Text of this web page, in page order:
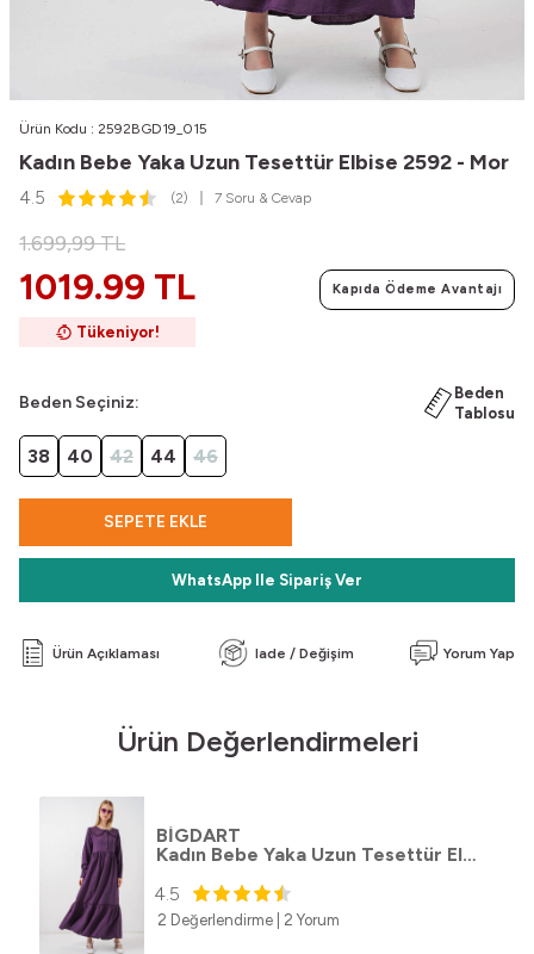
Ürün Kodu : 2592BGD19_015
Kadın Bebe Yaka Uzun Tesettür Elbise 2592 - Mor
4.5 (2) 7 Soru & Cevap
1.699,99TL
1019.99 TL
Tükeniyor!
Kapıda Ödeme Avantajı
Beden Seçiniz:
Beden
Tablosu
38 40 42 44 46
SEPETE EKLE
WhatsApp Ile Sipariş Ver
Ürün Açıklaması Iade / Değişim Yorum Yap
Ürün Değerlendirmeleri
BİGDART
Kadın Bebe Yaka Uzun Tesettür Elbise 2592 - Mor
4.5
2 Değerlendirme 2 Yorum